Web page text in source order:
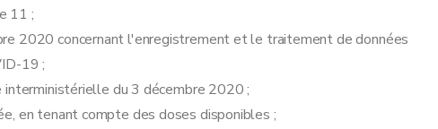
11 ;
2020 concernant l'enregistrement et le traitement de données
19 ;
interministérielle du 3 décembre 2020 ;
en tenant compte des doses disponibles ;